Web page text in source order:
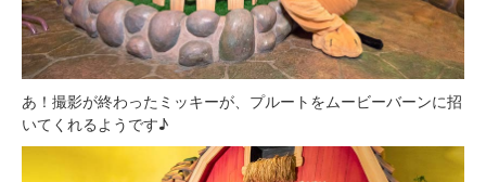
あ！撮影が終わったミッキーが、プルートをムービーバーンに招
いてくれるようです♪